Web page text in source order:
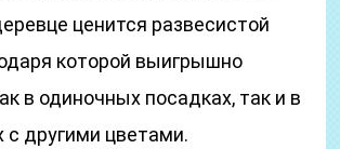
ценится развесистой
которой выигрышно
в одиночных посадках, так и в
с другими цветами.